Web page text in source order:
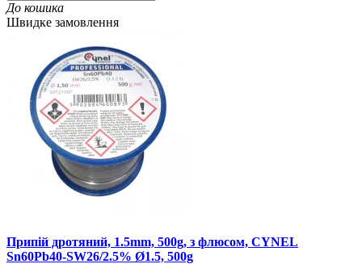
До кошика
Швидке замовлення
Припій дротяний, 1.5mm, 500g, з флюсом, CYNEL
Sn60Pb40-SW26/2.5% Ø1.5, 500g